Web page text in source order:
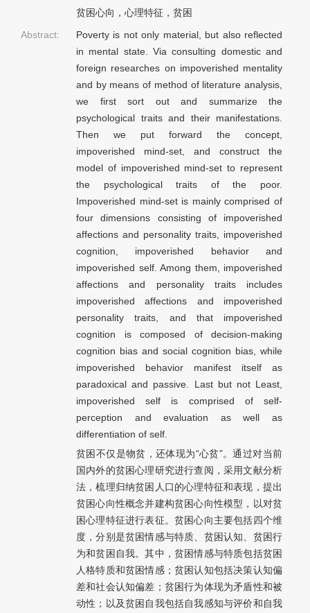
贫困心向，心理特征，贫困
Abstract:
Poverty is not only material, but also reflected
in mental state. Via consulting domestic and
foreign researches on impoverished mentality
and by means of method of literature analysis,
we first sort out and summarize the
psychological traits and their manifestations.
Then we put forward the concept,
impoverished mind-set, and construct the
model of impoverished mind-set to represent
the psychological traits of the poor.
Impoverished mind-set is mainly comprised of
four dimensions consisting of impoverished
affections and personality traits, impoverished
cognition, impoverished behavior and
impoverished self. Among them, impoverished
affections and personality traits includes
impoverished affections and impoverished
personality traits, and that impoverished
cognition is composed of decision-making
cognition bias and social cognition bias, while
impoverished behavior manifest itself as
paradoxical and passive. Last but not Least,
impoverished self is comprised of self-
perception and evaluation as well as
differentiation of self.
贫困不仅是物贫，还体现为“心贫”。通过对当前
国内外的贫困心理研究进行查阅，采用文献分析
法，梳理归纳贫困人口的心理特征和表现，提出
贫困心向性概念并建构贫困心向性模型，以对贫
困心理特征进行表征。贫困心向主要包括四个维
度，分别是贫困情感与特质、贫困认知、贫困行
为和贫困自我。其中，贫困情感与特质包括贫困
人格特质和贫困情感；贫困认知包括决策认知偏
差和社会认知偏差；贫困行为体现为矛盾性和被
动性；以及贫困自我包括自我感知与评价和自我